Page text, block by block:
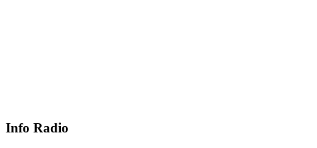
Info Radio